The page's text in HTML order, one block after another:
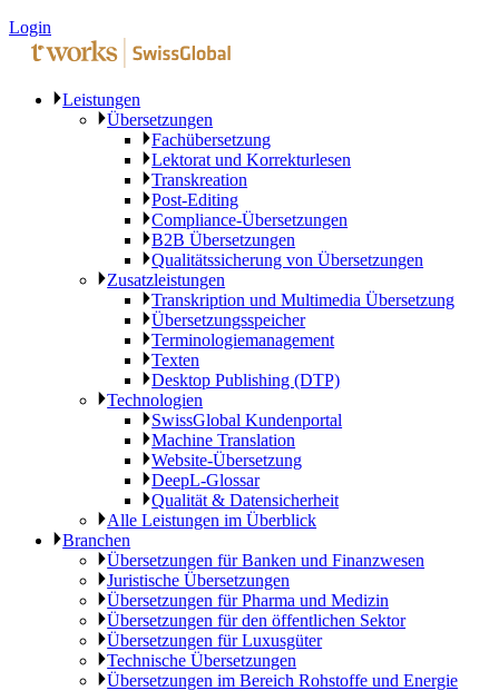
Login
Leistungen
Übersetzungen
Fachübersetzung
Lektorat und Korrekturlesen
Transkreation
Post-Editing
Compliance-Übersetzungen
B2B Übersetzungen
Qualitätssicherung von Übersetzungen
Zusatzleistungen
Transkription und Multimedia Übersetzung
Übersetzungsspeicher
Terminologiemanagement
Texten
Desktop Publishing (DTP)
Technologien
SwissGlobal Kundenportal
Machine Translation
Website-Übersetzung
DeepL-Glossar
Qualität & Datensicherheit
Alle Leistungen im Überblick
Branchen
Übersetzungen für Banken und Finanzwesen
Juristische Übersetzungen
Übersetzungen für Pharma und Medizin
Übersetzungen für den öffentlichen Sektor
Übersetzungen für Luxusgüter
Technische Übersetzungen
Übersetzungen im Bereich Rohstoffe und Energie